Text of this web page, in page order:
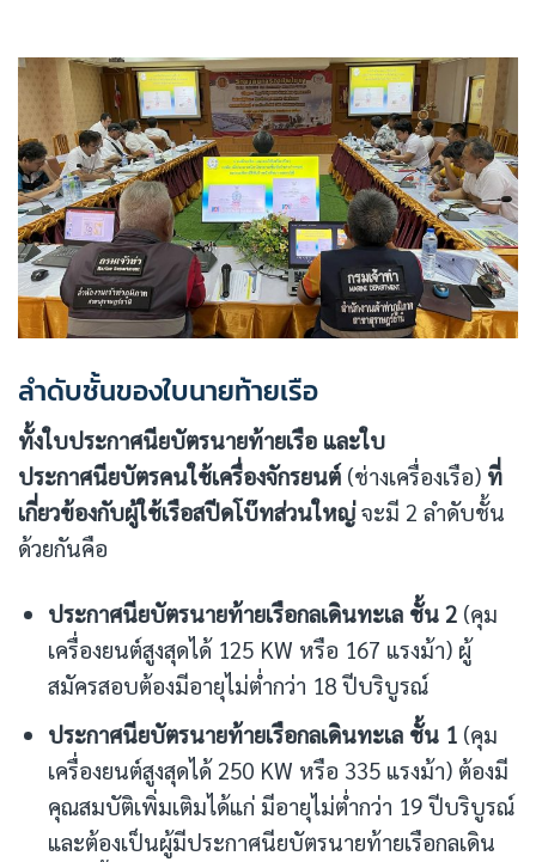
ลำดับชั้นของใบนายท้ายเรือ
ทั้งใบประกาศนียบัตรนายท้ายเรือ และใบ
ประกาศนียบัตรคนใช้เครื่องจักรยนต์ (ช่างเครื่องเรือ) ที่
เกี่ยวข้องกับผู้ใช้เรือสปีดโบ๊ทส่วนใหญ่จะมี 2 ลำดับชั้น
ด้วยกันคือ
ประกาศนียบัตรนายท้ายเรือกลเดินทะเล ชั้น 2(คุม
เครื่องยนต์สูงสุดได้ 125 KW หรือ 167 แรงม้า) ผู้
สมัครสอบต้องมีอายุไม่ต่ำกว่า 18 ปีบริบูรณ์
ประกาศนียบัตรนายท้ายเรือกลเดินทะเล ชั้น 1(คุม
เครื่องยนต์สูงสุดได้ 250 KW หรือ 335 แรงม้า) ต้องมี
คุณสมบัติเพิ่มเติมได้แก่ มีอายุไม่ต่ำกว่า 19 ปีบริบูรณ์
และต้องเป็นผู้มีประกาศนียบัตรนายท้ายเรือกลเดิน